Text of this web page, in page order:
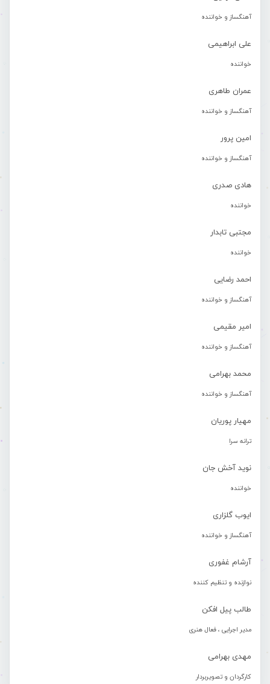
آهنگساز و خواننده
علی ابراهیمی
خواننده
عمران طاهری
آهنگساز و خواننده
امین پرور
آهنگساز و خواننده
هادی صدری
خواننده
مجتبی تابدار
خواننده
احمد رضایی
آهنگساز و خواننده
امیر مقیمی
آهنگساز و خواننده
محمد بهرامی
آهنگساز و خواننده
مهیار پوریان
ترانه سرا
نوید آخش جان
خواننده
ایوب گلزاری
آهنگساز و خواننده
آرشام غفوری
نوازنده و تنظیم کننده
طالب پیل افکن
مدیر اجرایی ، فعال هنری
مهدی بهرامی
کارگردان و تصویربردار